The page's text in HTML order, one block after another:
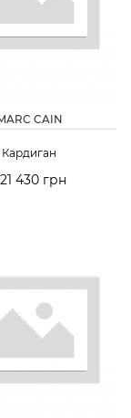
CAIN
Кардиган
21 430 грн